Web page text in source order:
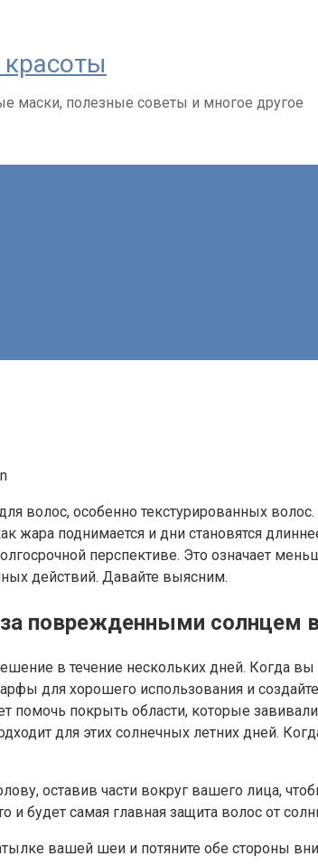
маски, полезные советы и многое другое
волос, особенно текстурированных
жара поднимается и дни становятся
перспективе. Это означает
действий. Давайте выясним.
поврежденными солнцем
в течение нескольких дней. Когда
для хорошего использования и
помочь покрыть области, которые
для этих солнечных летних дней.
оставив части вокруг вашего лица,
будет самая главная защита волос от
вашей шеи и потяните обе стороны